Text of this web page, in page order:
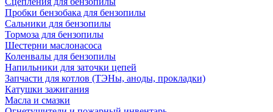
Пробки бензобака для бензопилы
Сальники для бензопилы
Тормоза для бензопилы
Шестерни маслонасоса
Коленвалы для бензопилы
Напильники для заточки цепей
Запчасти для котлов (ТЭНы, аноды, прокладки)
Катушки зажигания
Масла и смазки